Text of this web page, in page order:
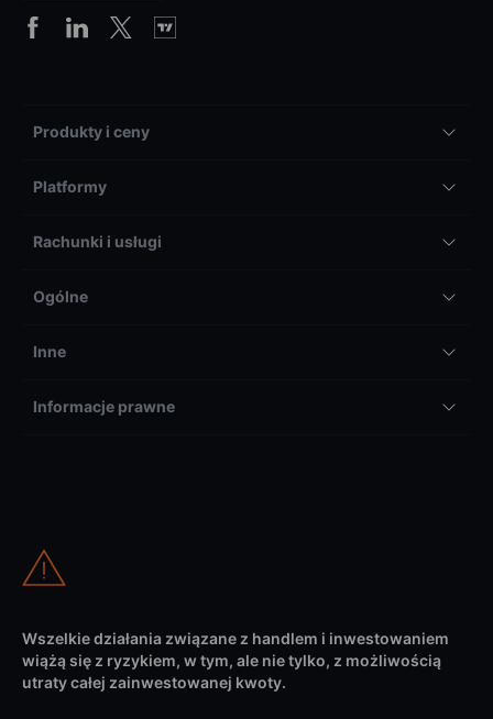
Produkty i ceny
Platformy
Rachunki i usługi
Ogólne
Inne
Informacje prawne
Wszelkie działania związane z handlem i inwestowaniem
wiążą się z ryzykiem, w tym, ale nie tylko, z możliwością
utraty całej zainwestowanej kwoty.